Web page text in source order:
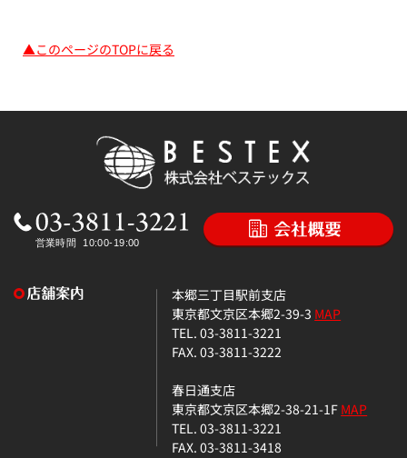
▲このページのTOPに戻る
本郷三丁目駅前支店
東京都文京区本郷2-39-3 MAP
TEL. 03-3811-3221
FAX. 03-3811-3222
春日通支店
東京都文京区本郷2-38-21-1FMAP
TEL. 03-3811-3221
FAX. 03-3811-3418